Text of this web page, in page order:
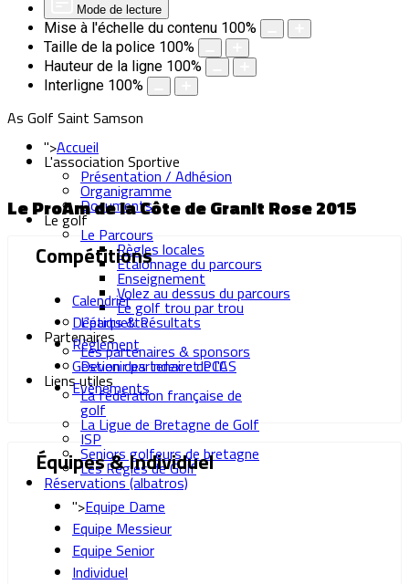
Mode de lecture
Mise à l'échelle du contenu 100%
Taille de la police 100%
Hauteur de la ligne 100%
Interligne 100%
As Golf Saint Samson
">Accueil
L'association Sportive
Présentation / Adhésion
Organigramme
Documents
Le golf
Le Parcours
Règles locales
Etalonnage du parcours
Enseignement
Volez au dessus du parcours
Le golf trou par trou
L'étiquette
Partenaires
Les partenaires & sponsors
Devenir partenaire de l'AS
Liens utiles
La fédération française de
golf
La Ligue de Bretagne de Golf
ISP
Seniors golfeurs de bretagne
Les Règles de Golf
Réservations (albatros)
Le ProAm de la Côte de Granit Rose 2015
Compétitions
Calendrier
Départs & Résultats
Règlement
Gestion des Index et PCC
Evènements
Équipes & Individuel
">Equipe Dame
Equipe Messieur
Equipe Senior
Individuel